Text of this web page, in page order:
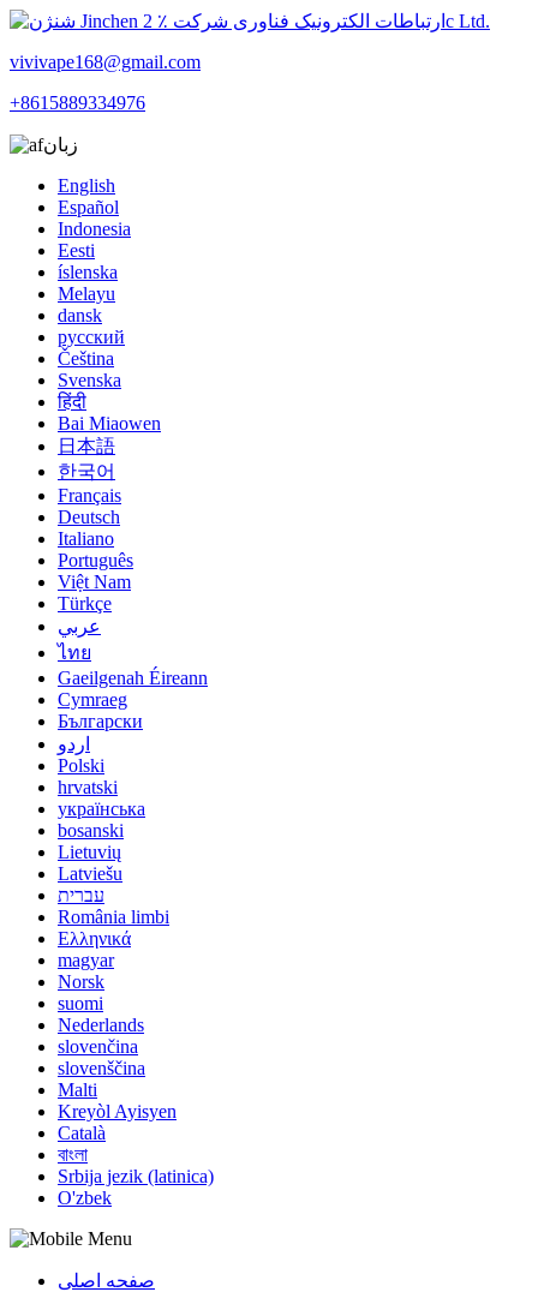
vivivape168@gmail.com
+8615889334976
زبان
English
Español
Indonesia
Eesti
íslenska
Melayu
dansk
русский
Čeština
Svenska
हिंदी
Bai Miaowen
日本語
한국어
Français
Deutsch
Italiano
Português
Việt Nam
Türkçe
عربي
ไทย
Gaeilgenah Éireann
Cymraeg
Български
اردو
Polski
hrvatski
українська
bosanski
Lietuvių
Latviešu
עברית
România limbi
Ελληνικά
magyar
Norsk
suomi
Nederlands
slovenčina
slovenščina
Malti
Kreyòl Ayisyen
Català
বাংলা
Srbija jezik (latinica)
O'zbek
صفحه اصلی